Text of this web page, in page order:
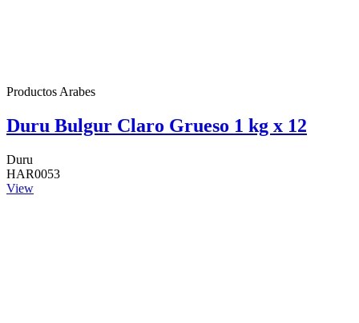
Productos Arabes
Duru Bulgur Claro Grueso 1 kg x 12
Duru
HAR0053
View